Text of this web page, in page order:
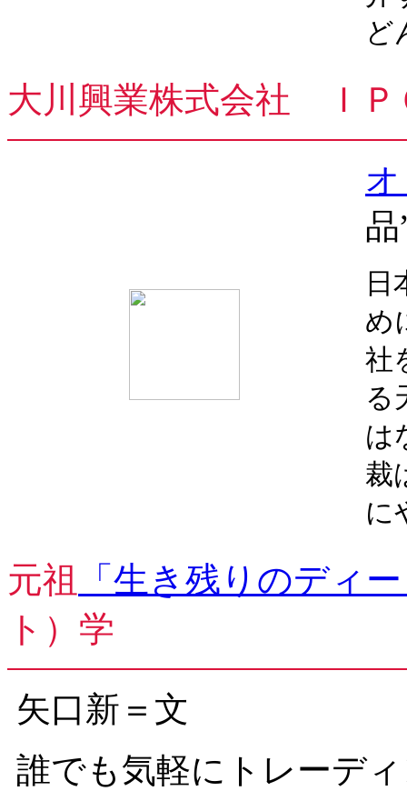
ど
大川興業株式会社 ＩＰ
日
め
社
る
は
裁
に
元祖
「生き残りのディ
ト）学
矢口新＝文
誰でも気軽にトレーデ